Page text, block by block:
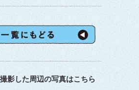
影した周辺の写真はこちら